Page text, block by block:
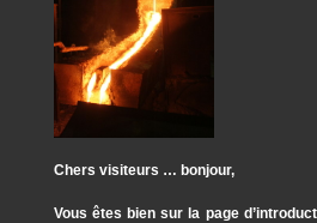
Chers visiteurs … bonjour,
Vous êtes bien sur la page